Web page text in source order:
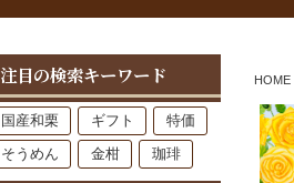
HOME
注目の検索キーワード
国産和栗 ギフト 特価
そうめん 金柑 珈琲